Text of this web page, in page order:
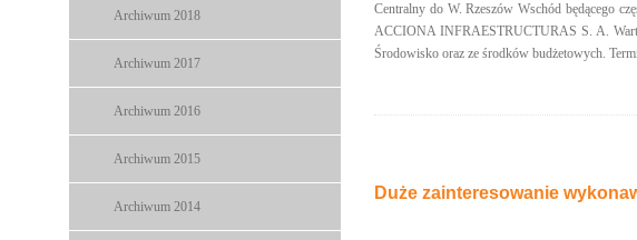
Archiwum 2018
Archiwum 2017
Archiwum 2016
Archiwum 2015
Archiwum 2014
Centralny do W. Rzeszów Wschód będącego
ACCIONA INFRAESTRUCTURAS S. A.
Środowisko oraz ze środków budżetowych.
Duże zainteresowanie